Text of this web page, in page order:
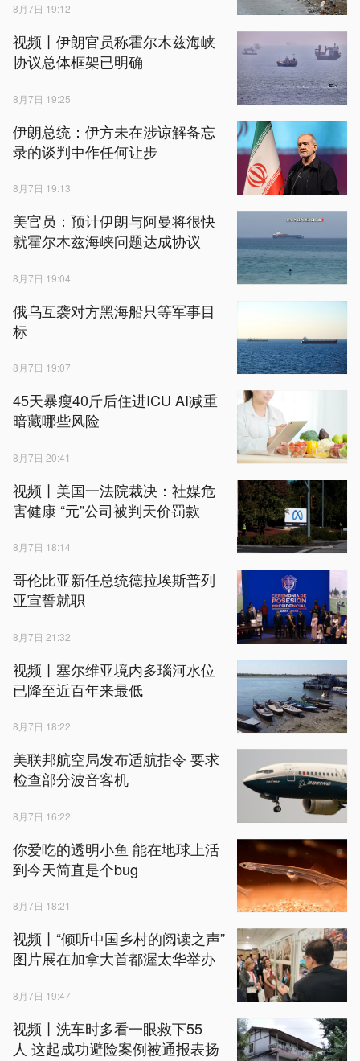
8月7日 19:12
视频丨伊朗官员称霍尔木兹海峡
协议总体框架已明确
8月7日 19:25
伊朗总统：伊方未在涉谅解备忘
录的谈判中作任何让步
8月7日 19:13
美官员：预计伊朗与阿曼将很快
就霍尔木兹海峡问题达成协议
8月7日 19:04
俄乌互袭对方黑海船只等军事目
标
8月7日 19:07
45天暴瘦40斤后住进ICU AI减重
暗藏哪些风险
8月7日 20:41
视频丨美国一法院裁决：社媒危
害健康 “元”公司被判天价罚款
8月7日 18:14
哥伦比亚新任总统德拉埃斯普列
亚宣誓就职
8月7日 21:32
视频丨塞尔维亚境内多瑙河水位
已降至近百年来最低
8月7日 18:22
美联邦航空局发布适航指令 要求
检查部分波音客机
8月7日 16:22
你爱吃的透明小鱼 能在地球上活
到今天简直是个bug
8月7日 18:21
视频丨“倾听中国乡村的阅读之声”
图片展在加拿大首都渥太华举办
8月7日 19:47
视频丨洗车时多看一眼救下55
人 这起成功避险案例被通报表扬